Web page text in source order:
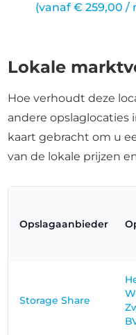
(vanaf € 259,00 /
Lokale
Hoe verhoudt deze
andere
kaart gebracht om u
van de lokale prijzen
Opslagaanbieder
Storage Share